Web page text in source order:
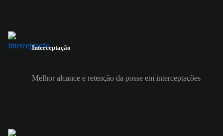
Interceptação
Melhor alcance e retenção da posse em interceptações